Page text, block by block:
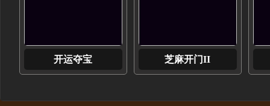
开运夺宝 芝麻开门II